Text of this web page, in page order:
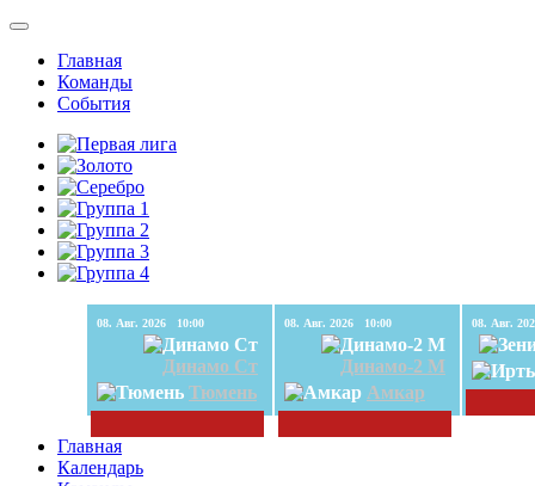
Главная
Команды
События
08. Авг. 2026 10:00
Динамо Ст
Тюмень
08. Авг. 2026 10:00
Динамо-2 М
Амкар
Главная
Календарь